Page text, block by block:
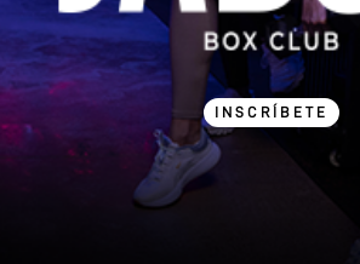
INSCRÍBETE